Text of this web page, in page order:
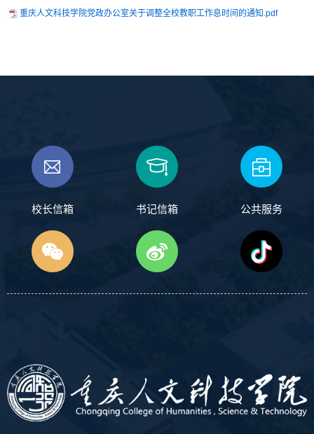
重庆人文科技学院党政办公室关于调整全校教职工作息时间的通知.pdf
校长信箱 书记信箱 公共服务